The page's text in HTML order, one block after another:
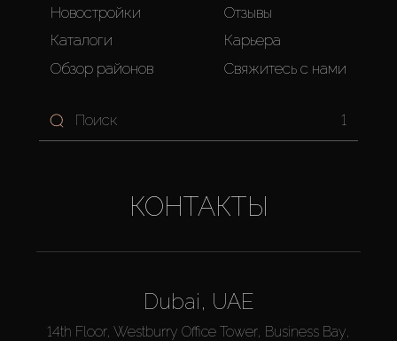
Новостройки
Каталоги
Обзор районов
Отзывы
Карьера
Свяжитесь с нами
1
КОНТАКТЫ
Dubai, UAE
14th Floor, Westburry Office Tower, Business Bay,